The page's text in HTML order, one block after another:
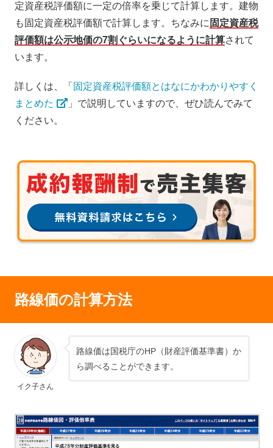
定資産税評価額に一定の倍率を乗じて計算します。建物
も固定資産税評価額で計算します。ちなみに 固定資産税
評価額は公示地価の7割ぐらいになるように計算されて
います。
詳しくは、「 固定資産税評価額とはなにかわかりやすく
まとめた
」で説明していますので、ぜひ読んでみて
ください。
路線価の計算方法
イク子さん
路線価は国税庁のHP（財産評価基準書）か
ら調べることができます。